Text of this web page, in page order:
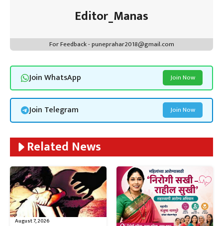
Editor_Manas
For Feedback - puneprahar2018@gmail.com
Join WhatsApp Join Now
Join Telegram Join Now
Related News
August 7, 2026